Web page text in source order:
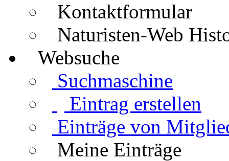
Kontaktformular
Naturisten-Web
Websuche
Suchmaschine
Eintrag erstellen
Einträge von
Meine Einträge